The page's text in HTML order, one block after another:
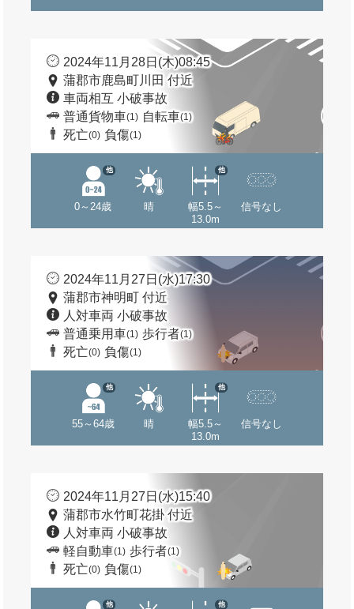
2024年11月28日(木)08:45
蒲郡市鹿島町川田 付近
車両相互 小破事故
普通貨物車(1) 自転車(1)
死亡(0) 負傷(1)
0～24歳
他
晴
幅5.5～
13.0m
他
信号なし
2024年11月27日(水)17:30
蒲郡市神明町 付近
人対車両 小破事故
普通乗用車(1) 歩行者(1)
死亡(0) 負傷(1)
55～64歳
他
晴
幅5.5～
13.0m
他
信号なし
2024年11月27日(水)15:40
蒲郡市水竹町花掛 付近
人対車両 小破事故
軽自動車(1) 歩行者(1)
死亡(0) 負傷(1)
他 他